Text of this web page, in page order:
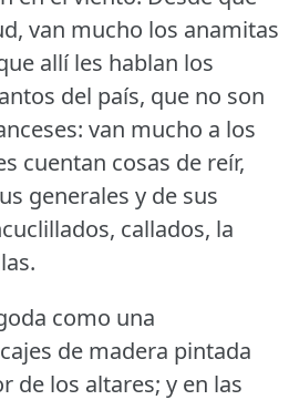
van mucho los anamitas
allí les hablan los
del país, que no son
van mucho a los
cuentan cosas de reír,
generales y de sus
callados, la
como una
de madera pintada
de los altares; y en las